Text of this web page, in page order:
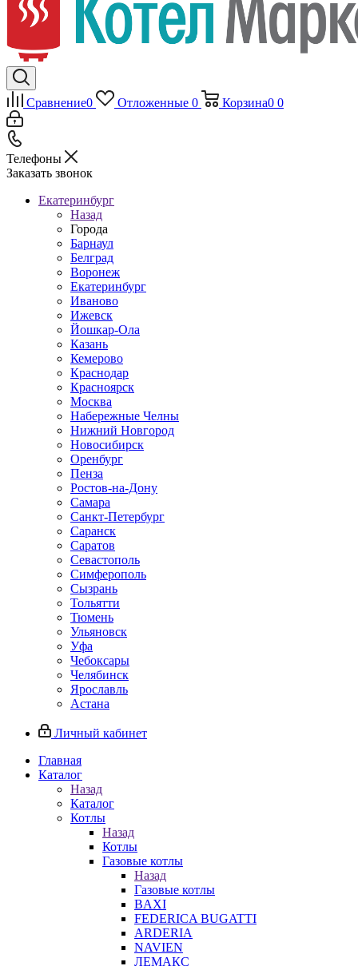
Сравнение0 Отложенные 0 Корзина0 0
Телефоны
Заказать звонок
Екатеринбург
Назад
Города
Барнаул
Белград
Воронеж
Екатеринбург
Иваново
Ижевск
Йошкар-Ола
Казань
Кемерово
Краснодар
Красноярск
Москва
Набережные Челны
Нижний Новгород
Новосибирск
Оренбург
Пенза
Ростов-на-Дону
Самара
Санкт-Петербург
Саранск
Саратов
Севастополь
Симферополь
Сызрань
Тольятти
Тюмень
Ульяновск
Уфа
Чебоксары
Челябинск
Ярославль
Астана
Личный кабинет
Главная
Каталог
Назад
Каталог
Котлы
Назад
Котлы
Газовые котлы
Назад
Газовые котлы
BAXI
FEDERICA BUGATTI
ARDERIA
NAVIEN
ЛЕМАКС